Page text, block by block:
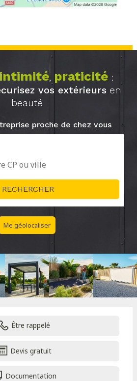
intimité, praticité:
vos extérieurs en
beauté
proche de chez vous
Me géolocaliser
Être rappelé
Devis gratuit
Documentation